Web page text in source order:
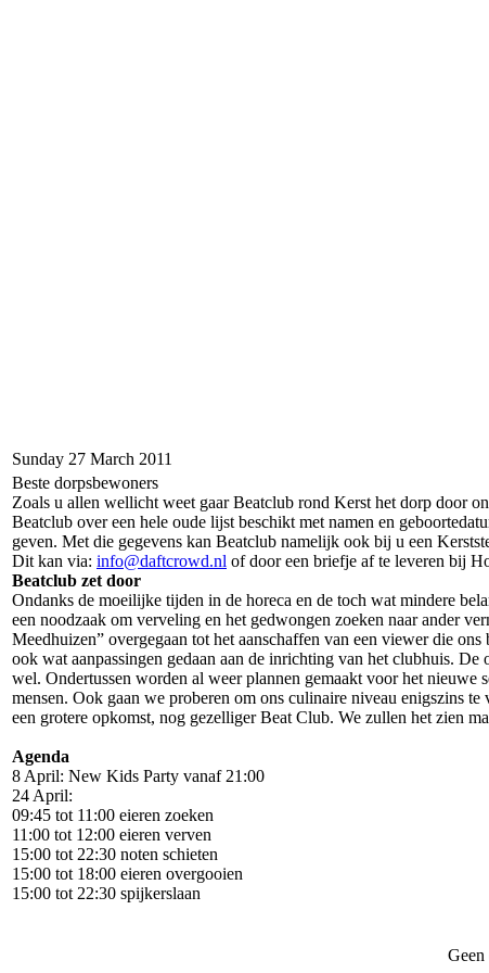
Sunday 27 March 2011
Beste dorpsbewoners
Zoals u allen wellicht weet gaar Beatclub rond Kerst het dorp door
Beatclub over een hele oude lijst beschikt met namen en
geven. Met die gegevens kan Beatclub namelijk ook bij u een
Dit kan via: info@daftcrowd.nl of door een briefje af te leveren bij
Beatclub zet door
Ondanks de moeilijke tijden in de horeca en de toch wat mindere
een noodzaak om verveling en het gedwongen zoeken naar ander
Meedhuizen” overgegaan tot het aanschaffen van een viewer die
ook wat aanpassingen gedaan aan de inrichting van het clubhuis.
wel. Ondertussen worden al weer plannen gemaakt voor het
mensen. Ook gaan we proberen om ons culinaire niveau enigszins
een grotere opkomst, nog gezelliger Beat Club. We zullen het zien
Agenda
8 April: New Kids Party vanaf 21:00
24 April:
09:45 tot 11:00 eieren zoeken
11:00 tot 12:00 eieren verven
15:00 tot 22:30 noten schieten
15:00 tot 18:00 eieren overgooien
15:00 tot 22:30 spijkerslaan
Geen